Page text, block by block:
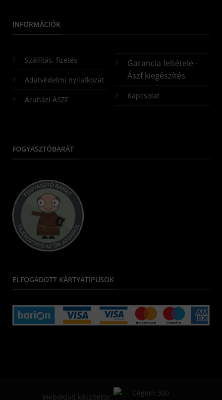
INFORMÁCIÓK
Szállítás, fizetés
Adatvédelmi nyilatkozat
Áruházi ÁSZF
Garancia feltétele -
Ászf kiegészítés
Kapcsolat
FOGYASZTÓBARÁT
ELFOGADOTT KÁRTYATÍPUSOK
Weboldalt készítette: